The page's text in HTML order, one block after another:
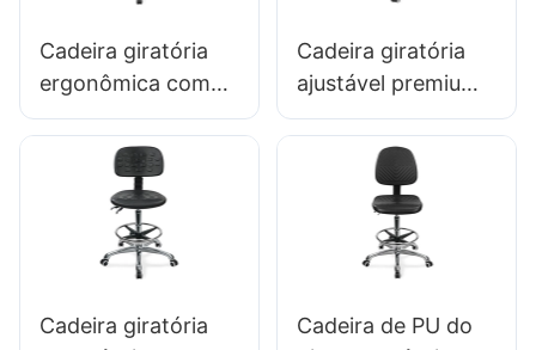
Cadeira giratória
ergonômica com
assento de espuma
intergal de encosta
& ESD Science Lab
Falt-Ajustable Foot
Ring & Base de 5
estrelas de alumínio
Soas de limpeza
Cadeira giratória
ajustável premium
com alça, assento
de espuma intergal
& PU REGO DE
PEDE ADEXO DE
ALTULAÇÃO DO
LAB DESIG011
Cadeira giratória
Cadeira de PU do